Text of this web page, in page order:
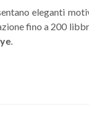
eleganti
fino a 200
.